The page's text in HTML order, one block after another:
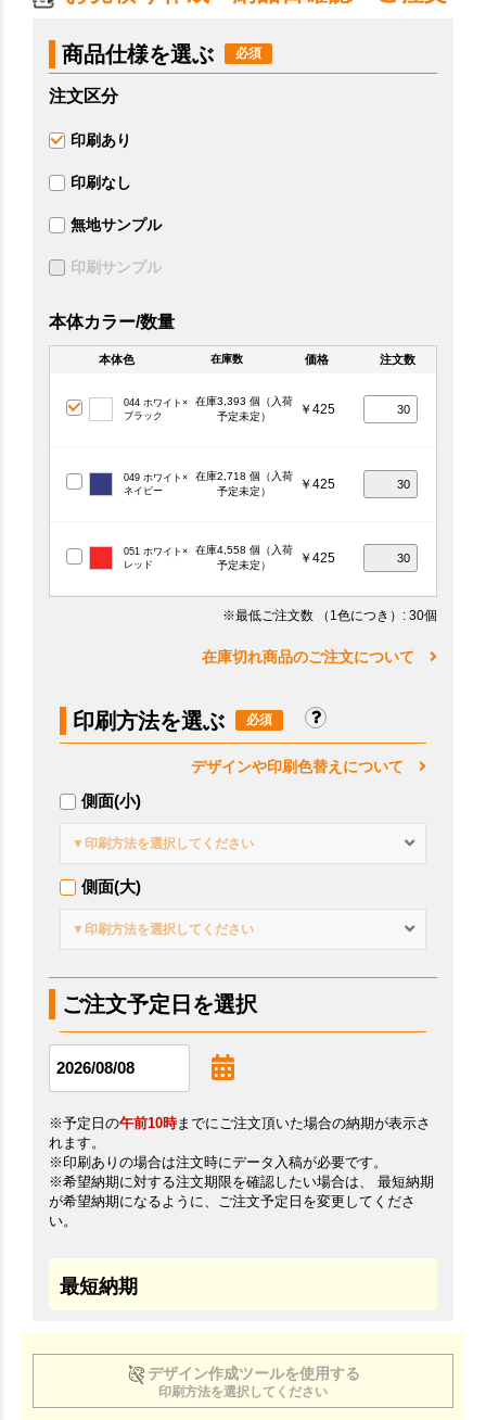
商品仕様を選ぶ
注文区分
印刷あり
印刷なし
無地サンプル
印刷サンプル
本体カラー/数量
本体色 在庫数 価格 注文数
044 ホワイト×
ブラック
在庫3,393 個（入荷
予定未定）
￥425
049 ホワイト×
ネイビー
在庫2,718 個（入荷
予定未定）
￥425
051 ホワイト×
レッド
在庫4,558 個（入荷
予定未定）
￥425
※最低ご注文数 （1色につき） : 30個
在庫切れ商品のご注文について
印刷方法を選ぶ
デザインや印刷色替えについて
側面(小)
▼印刷方法を選択してください
側面(大)
▼印刷方法を選択してください
ご注文予定日を選択
※予定日の午前10時までにご注文頂いた場合の納期が表示さ
れます。
※印刷ありの場合は注文時にデータ入稿が必要です。
※希望納期に対する注文期限を確認したい場合は、 最短納期
が希望納期になるように、ご注文予定日を変更してくださ
い。
最短納期
デザイン作成ツールを使用する
印刷方法を選択してください